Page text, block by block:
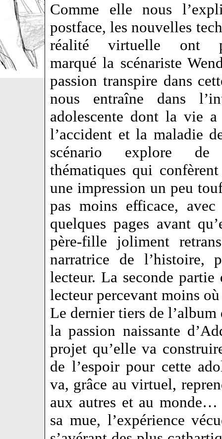
Comme elle nous
postface, les nouvelles
réalité virtuelle ont
marqué la scénariste
passion transpire dans
nous entraîne dans
adolescente dont la vie a
l’accident et la maladie
scénario explore de
thématiques qui confèrent
une impression un peu
pas moins efficace,
quelques pages avant
père-fille joliment
narratrice de l’histoire,
lecteur. La seconde
lecteur percevant moins
Le dernier tiers de l’album
la passion naissante
projet qu’elle va
de l’espoir pour cette
va, grâce au virtuel,
aux autres et au monde…
sa mue, l’expérience